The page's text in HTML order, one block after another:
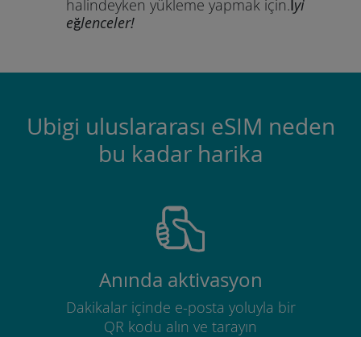
halindeyken yükleme yapmak için.İyi
eğlenceler!
Ubigi uluslararası eSIM neden
bu kadar harika
Anında aktivasyon
Dakikalar içinde e-posta yoluyla bir
QR kodu alın ve tarayın